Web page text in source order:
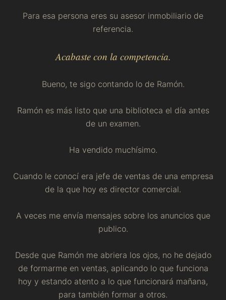
Para esa persona eres su asesor inmobiliario de
referencia.
Acabaste con la competencia.
Bueno, te sigo contando lo de Ramón.
Ramón es más listo que una biblioteca el día antes
de un examen.
Ha vendido muchísimo.
Cuando le conocí era jefe de ventas de una empresa
de la que hoy es director comercial.
A veces me envía mensajes sobre los anuncios que
publico.
Desde que Ramón me abriera los ojos, no he dejado
de formarme en ventas, aplicando lo que funciona
hoy y estando atento a lo que funcionará mañana,
para también formar a otros.